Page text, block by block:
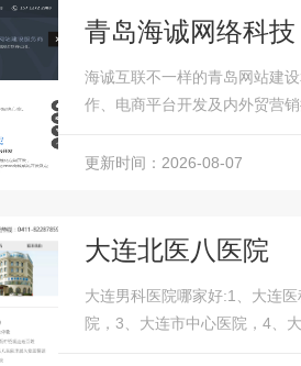
青岛海诚网络科技
海诚互联不一样的青岛网站建
作、电商平台开发及内外贸营
更新时间：2026-08-07
大连北医八医院
大连男科医院哪家好:1、大连
院，3、大连市中心医院，4、